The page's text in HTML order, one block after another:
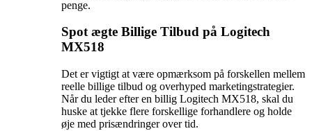
penge.
Spot ægte Billige Tilbud på Logitech
MX518
Det er vigtigt at være opmærksom på forskellen mellem
reelle billige tilbud og overhyped marketingstrategier.
Når du leder efter en billig Logitech MX518, skal du
huske at tjekke flere forskellige forhandlere og holde
øje med prisændringer over tid.